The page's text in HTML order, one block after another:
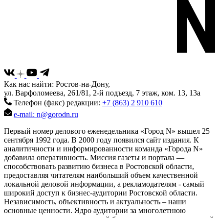
Как нас найти: Ростов-на-Дону,
ул. Варфоломеева, 261/81, 2-й подъезд, 7 этаж, ком. 13, 13а
Телефон (факс) редакции: +7 (863) 2 910 610
e-mail: n@gorodn.ru
Первый номер делового еженедельника «Город N» вышел 25
сентября 1992 года. В 2000 году появился сайт издания. К
аналитичности и информированности команда «Города N»
добавила оперативность. Миссия газеты и портала —
способствовать развитию бизнеса в Ростовской области,
предоставляя читателям наибольший объем качественной
локальной деловой информации, а рекламодателям - самый
широкий доступ к бизнес-аудитории Ростовской области.
Независимость, объективность и актуальность – наши
основные ценности. Ядро аудитории за многолетнюю